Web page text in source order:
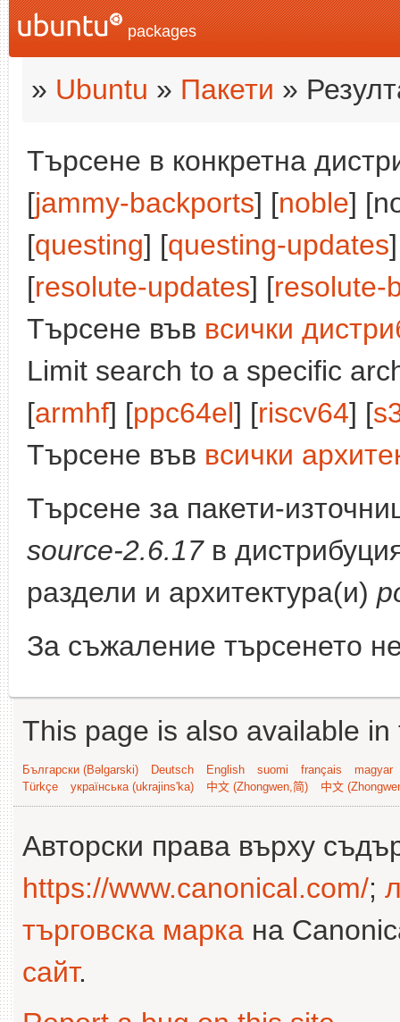
packages
» Ubuntu » Пакети »
Търсене в конкретна
[jammy-backports] [noble]
[questing] [questing-updates
[resolute-updates] [resolute-
Търсене във всички
Limit search to a specific
[armhf] [ppc64el] [riscv64] [
Търсене във всички
Търсене за пакети-
source-2.6.17в
раздели и архитектура(и)
За съжаление търсенето
This page is also available
Български (Bəlgarski) Deutsch English suomi français
magyar
Türkçe
українська (ukrajins'ka) 中文 (Zhongwen,简) 中文
Авторски права върху
https://www.canonical.com/;
търговска марка на
сайт.